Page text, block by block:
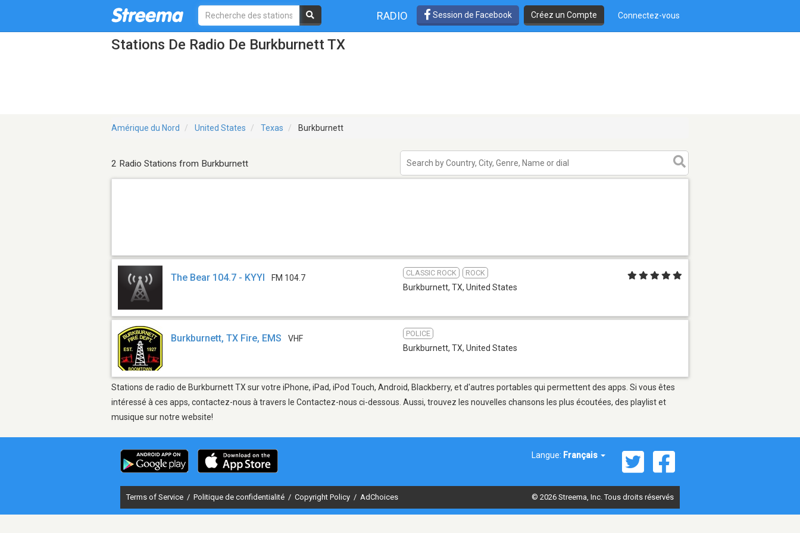
RADIO Session de Facebook Créez un Compte Connectez-vous
Stations De Radio De Burkburnett TX
Amérique du Nord United States Texas Burkburnett
2 Radio Stations from Burkburnett
The Bear 104.7 - KYYI FM 104.7
CLASSIC ROCK ROCK
Burkburnett, TX, United States
Burkburnett, TX Fire, EMS VHF
POLICE
Burkburnett, TX, United States
Stations de radio de Burkburnett TX sur votre iPhone, iPad, iPod Touch, Android, Blackberry, et d'autres portables qui permettent des apps. Si vous êtes
intéressé à ces apps, contactez-nous à travers le Contactez-nous ci-dessous. Aussi, trouvez les nouvelles chansons les plus écoutées, des playlist et
musique sur notre website!
Langue: Français
Terms of Service / Politique de confidentialité / Copyright Policy / AdChoices © 2026 Streema, Inc. Tous droits réservés